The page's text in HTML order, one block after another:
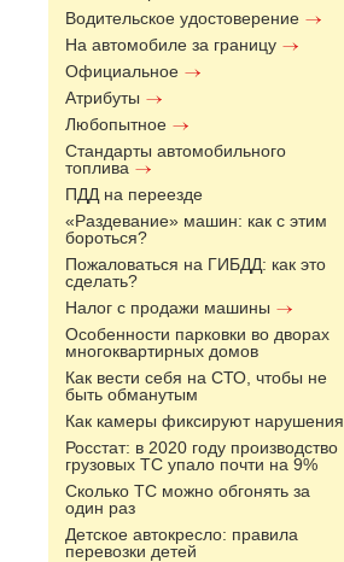
Водительское удостоверение
На автомобиле за границу
Официальное
Атрибуты
Любопытное
Стандарты автомобильного
топлива
ПДД на переезде
«Раздевание» машин: как с этим
бороться?
Пожаловаться на ГИБДД: как это
сделать?
Налог с продажи машины
Особенности парковки во дворах
многоквартирных домов
Как вести себя на СТО, чтобы не
быть обманутым
Как камеры фиксируют нарушения
Росстат: в 2020 году производство
грузовых ТС упало почти на 9%
Сколько ТС можно обгонять за
один раз
Детское автокресло: правила
перевозки детей